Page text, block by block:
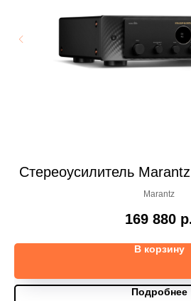
Стереоусилитель
Marantz
169 880
В корзину
Подробнее